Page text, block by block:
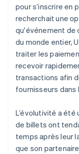
pour s’inscrire en
recherchait une
qu'événement de
du monde entier,
traiter les
recevoir
transactions afin
fournisseurs dans
L’évolutivité a
de billets ont
temps après leur
que son